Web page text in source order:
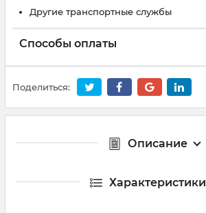
Другие транспортные службы
Способы оплаты
Поделиться:
Описание
Характеристики